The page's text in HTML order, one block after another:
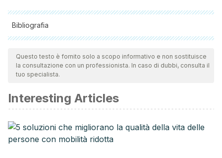
Bibliografia
Tutte le fonti citate sono state esaminate a fondo dal nostro
team per garantirne la qualità, l'affidabilità, l'attualità e la
validità. La bibliografia di questo articolo è stata considerata
Krishnamurti, Lauren Sealy, et al. “Gender differences in
use of suicide crisis hotlines: a scoping review of current
literature.”Journal of Public Mental Health(2022).
Pirkis, Jane, et al. “Suicide prevention media campaigns: a
Questo testo è fornito solo a scopo informativo e non sostituisce
la consultazione con un professionista. In caso di dubbi, consulta il
tuo specialista.
Interesting Articles